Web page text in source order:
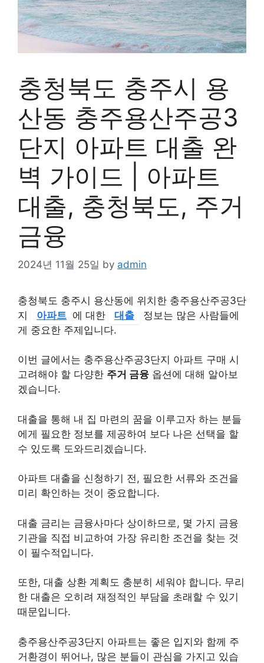
충청북도 충주시 용
산동 충주용산주공3
단지 아파트 대출 완
벽 가이드 | 아파트
대출, 충청북도, 주거
금융
2024년 11월 25일 by admin
충청북도 충주시 용산동에 위치한 충주용산주공3단
지
아파트 에 대한 대출
정보는 많은 사람들에
게 중요한 주제입니다.
이번 글에서는 충주용산주공3단지 아파트 구매 시
고려해야 할 다양한 주거 금융 옵션에 대해 알아보
겠습니다.
대출을 통해 내 집 마련의 꿈을 이루고자 하는 분들
에게 필요한 정보를 제공하여 보다 나은 선택을 할
수 있도록 도와드리겠습니다.
아파트 대출을 신청하기 전, 필요한 서류와 조건을
미리 확인하는 것이 중요합니다.
대출 금리는 금융사마다 상이하므로, 몇 가지 금융
기관을 직접 비교하여 가장 유리한 조건을 찾는 것
이 필수적입니다.
또한, 대출 상환 계획도 충분히 세워야 합니다. 무리
한 대출은 오히려 재정적인 부담을 초래할 수 있기
때문입니다.
충주용산주공3단지 아파트는 좋은 입지와 함께 주
거환경이 뛰어나, 많은 분들이 관심을 가지고 있습